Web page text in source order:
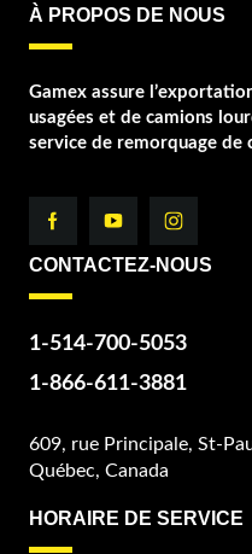
À PROPOS DE NOUS
Gamex assure
usagées et de camions
service de remorquage de
CONTACTEZ-NOUS
1-514-700-5053
1-866-611-3881
609, rue Principale, St-
Québec, Canada
HORAIRE DE SERVICE